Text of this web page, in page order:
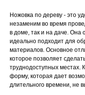
Ножовка по дереву - это
незаменим во время
в доме, так и на даче. Она
идеально подходит для
материалов. Основное
которое позволяет
труднодоступных местах.
форму, которая дает
длительного времени, не